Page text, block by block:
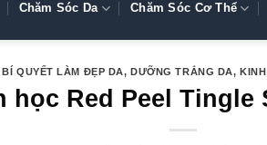
Chăm Sóc Da Chăm Sóc Cơ Thể
BÍ QUYẾT LÀM ĐẸP DA,DƯỠNG TRẮNG DA,
học Red Peel